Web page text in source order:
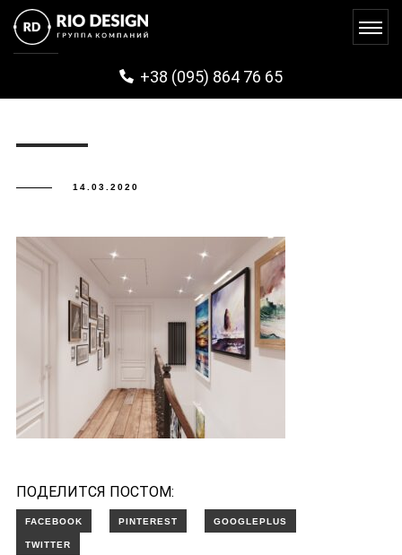
+38 (095) 864 76 65
GUZA (49)
14.03.2020
ПОДЕЛИТСЯ ПОСТОМ: